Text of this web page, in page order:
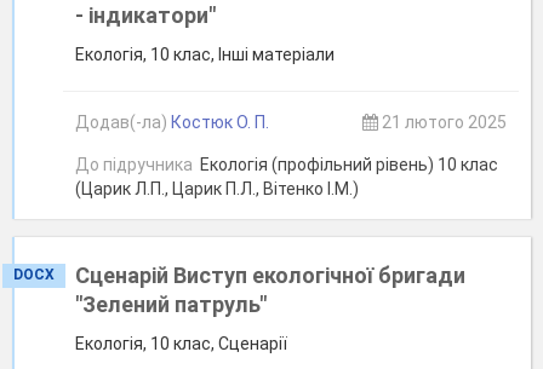
- індикатори"
Екологія, 10 клас, Інші матеріали
Додав(-ла) Костюк О. П. 21 лютого 2025
До підручника Екологія (профільний рівень) 10 клас
(Царик Л.П., Царик П.Л., Вітенко І.М.)
DOCX
Сценарій Виступ екологічної бригади
"Зелений патруль"
Екологія, 10 клас, Сценарії